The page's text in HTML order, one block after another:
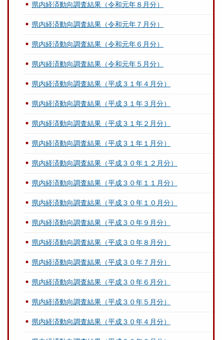
県内経済動向調査結果（令和元年８月分）
県内経済動向調査結果（令和元年７月分）
県内経済動向調査結果（令和元年６月分）
県内経済動向調査結果（令和元年５月分）
県内経済動向調査結果（平成３１年４月分）
県内経済動向調査結果（平成３１年３月分）
県内経済動向調査結果（平成３１年２月分）
県内経済動向調査結果（平成３１年１月分）
県内経済動向調査結果（平成３０年１２月分）
県内経済動向調査結果（平成３０年１１月分）
県内経済動向調査結果（平成３０年１０月分）
県内経済動向調査結果（平成３０年９月分）
県内経済動向調査結果（平成３０年８月分）
県内経済動向調査結果（平成３０年７月分）
県内経済動向調査結果（平成３０年６月分）
県内経済動向調査結果（平成３０年５月分）
県内経済動向調査結果（平成３０年４月分）